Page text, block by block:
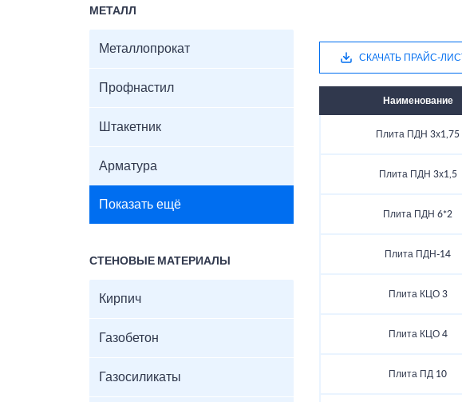
МЕТАЛЛ
Металлопрокат
Профнастил
Штакетник
Арматура
Показать ещё
СТЕНОВЫЕ МАТЕРИАЛЫ
Кирпич
Газобетон
Газосиликаты
СКАЧАТЬ ПРАЙС-
Наименование
Плита ПДН 3х1,75
Плита ПДН 3х1,5
Плита ПДН 6*2
Плита ПДН-14
Плита КЦО 3
Плита КЦО 4
Плита ПД 10